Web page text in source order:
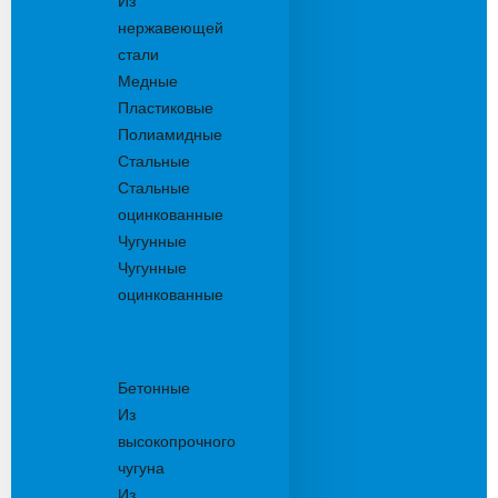
нержавеющей
стали
Медные
Пластиковые
Полиамидные
Стальные
Стальные
оцинкованные
Чугунные
Чугунные
оцинкованные
Бетонные
Из
высокопрочного
чугуна